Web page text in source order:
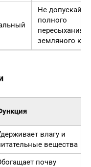
Не допускайте
полного
пересыхания
земляного
влагу и
вещества
почву